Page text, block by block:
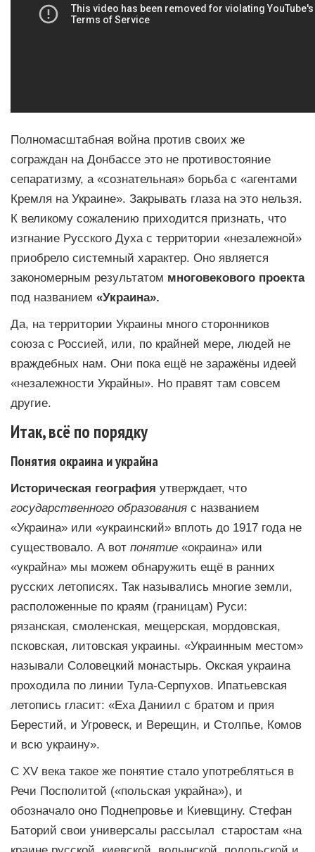
Полномасштабная война против своих же
сограждан на Донбассе это не противостояние
сепаратизму, а «сознательная» борьба с «агентами
Кремля на Украине». Закрывать глаза на это нельзя.
К великому сожалению приходится признать, что
изгнание Русского Духа с территории «незалежной»
приобрело системный характер. Оно является
закономерным результатом многовекового проекта
под названием «Украина».
Да, на территории Украины много сторонников
союза с Россией, или, по крайней мере, людей не
враждебных нам. Они пока ещё не заражёны идеей
«незалежности Украйны». Но правят там совсем
другие.
Итак, всё по порядку
Понятия окраина и украйна
Историческая география утверждает, что
государственного образования с названием
«Украина» или «украинский» вплоть до 1917 года не
существовало. А вот понятие «окраина» или
«украйна» мы можем обнаружить ещё в ранних
русских летописях. Так назывались многие земли,
расположенные по краям (границам) Руси:
рязанская, смоленская, мещерская, мордовская,
псковская, литовская украины. «Украинным местом»
называли Соловецкий монастырь. Окская украина
проходила по линии Тула-Серпухов. Ипатьевская
летопись гласит: «Еха Даниил с братом и прия
Берестий, и Угровеск, и Верещин, и Столпье, Комов
и всю украину».
С XV века такое же понятие стало употребляться в
Речи Посполитой («польская украйна»), и
обозначало оно Поднепровье и Киевщину. Стефан
Баторий свои универсалы рассылал старостам «на